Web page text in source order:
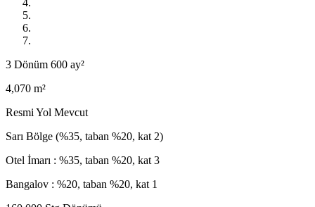
3 Dönüm 600 ay²
4,070 m²
Resmi Yol Mevcut
Sarı Bölge (%35, taban %20, kat 2)
Otel İmarı : %35, taban %20, kat 3
Bangalov : %20, taban %20, kat 1